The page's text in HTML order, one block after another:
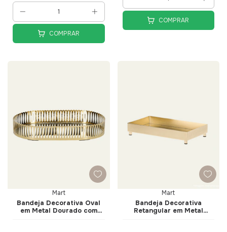
COMPRAR
COMPRAR
Mart
Bandeja Decorativa Oval
em Metal Dourado com
Mart
Bandeja Decorativa
Retangular em Metal